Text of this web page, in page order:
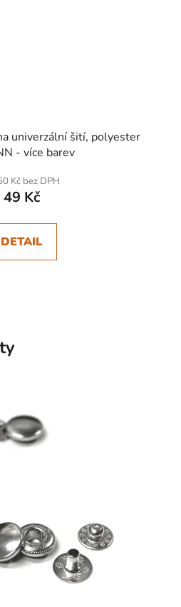
univerzální šití, polyester
- více barev
Kč bez DPH
49 Kč
DETAIL